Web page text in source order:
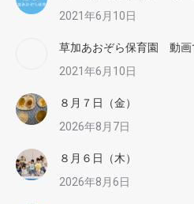
2021年6月10日
草加あおぞら保育園 動画
2021年6月10日
８月７日（金）
2026年8月7日
８月６日（木）
2026年8月6日